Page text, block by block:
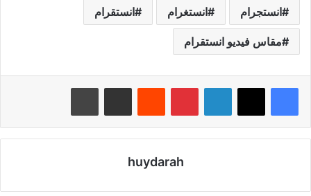
انستجرام انستغرام انستقرام
مقاس فيديو انستقرام
لينكدإن بينتيريست مشاركة عبر البريد طباعة
huydarah